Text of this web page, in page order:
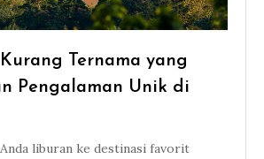
Ternama yang
Pengalaman Unik di
liburan ke destinasi favorit